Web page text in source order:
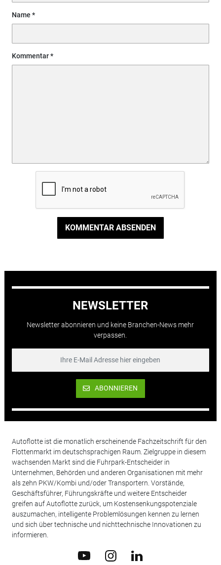
Name
Kommentar
KOMMENTAR ABSENDEN
NEWSLETTER
Newsletter abonnieren und keine Branchen-News mehr
verpassen.
ABONNIEREN
Autoflotte ist die monatlich erscheinende Fachzeitschrift für den
Flottenmarkt im deutschsprachigen Raum. Zielgruppe in diesem
wachsenden Markt sind die Fuhrpark-Entscheider in
Unternehmen, Behörden und anderen Organisationen mit mehr
als zehn PKW/Kombi und/oder Transportern. Vorstände,
Geschäftsführer, Führungskräfte und weitere Entscheider
greifen auf Autoflotte zurück, um Kostensenkungspotenziale
auszumachen, intelligente Problemlösungen kennen zu lernen
und sich über technische und nichttechnische Innovationen zu
informieren.